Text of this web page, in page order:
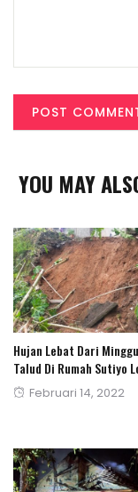
YOU MAY
Hujan Lebat Dari
Talud Di Rumah Sutiyo
Posted
Februari 14, 2022